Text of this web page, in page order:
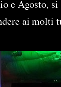
e Agosto, si
ai molti